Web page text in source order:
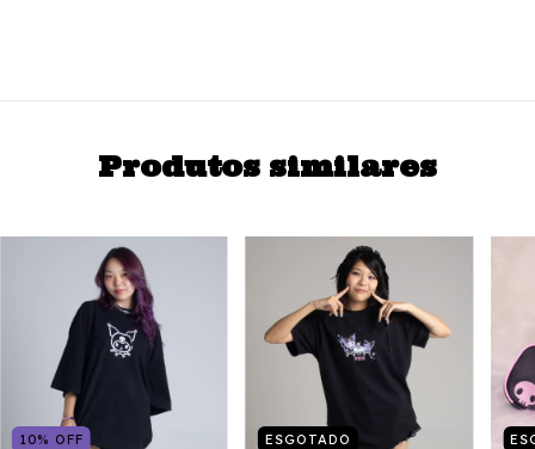
Produtos similares
10% OFF ESGOTADO